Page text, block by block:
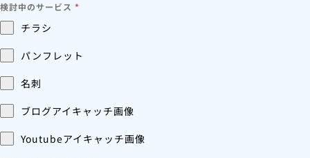
検討中のサービス *
チラシ
パンフレット
名刺
ブログアイキャッチ画像
Youtubeアイキャッチ画像